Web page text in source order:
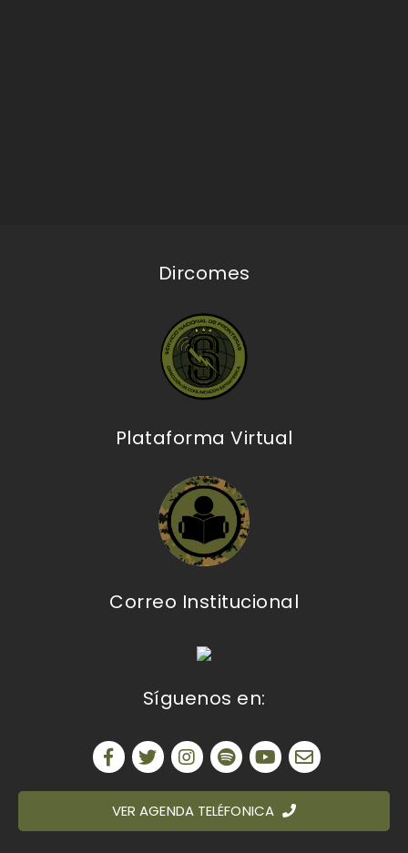
Dircomes
Plataforma Virtual
Correo Institucional
Síguenos en:
VER AGENDA TELÉFONICA